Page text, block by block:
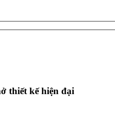
thiết kế hiện đại